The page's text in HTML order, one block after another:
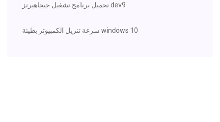
تحميل برنامج تشغيل جيجاهيرتز dev9
سرعة تنزيل الكمبيوتر بطيئة windows 10